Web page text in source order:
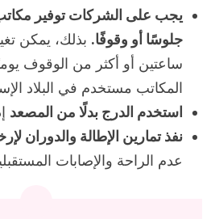
يجب على الشركات توفير
جلوسًا أو وقوفًا. بذلك، يمكن
ساعتين أو أكثر من الوقوف
المكاتب مستخدم في البلاد
استخدم الدرج بدلًا من المصعد
نفذ تمارين الإطالة والدوران
عدم الراحة والإصابات